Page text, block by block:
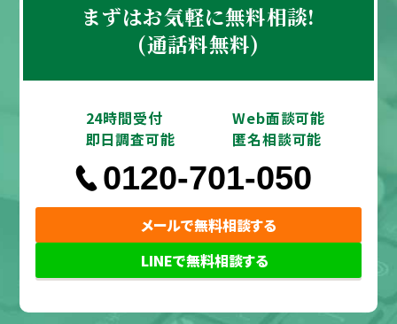
まずはお気軽に無料相談!
(通話料無料)
24時間受付
Web面談可能
即日調査可能
匿名相談可能
0120-701-050
メールで無料相談する
LINEで無料相談する